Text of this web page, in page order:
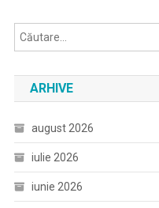
ARHIVE
august 2026
iulie 2026
iunie 2026